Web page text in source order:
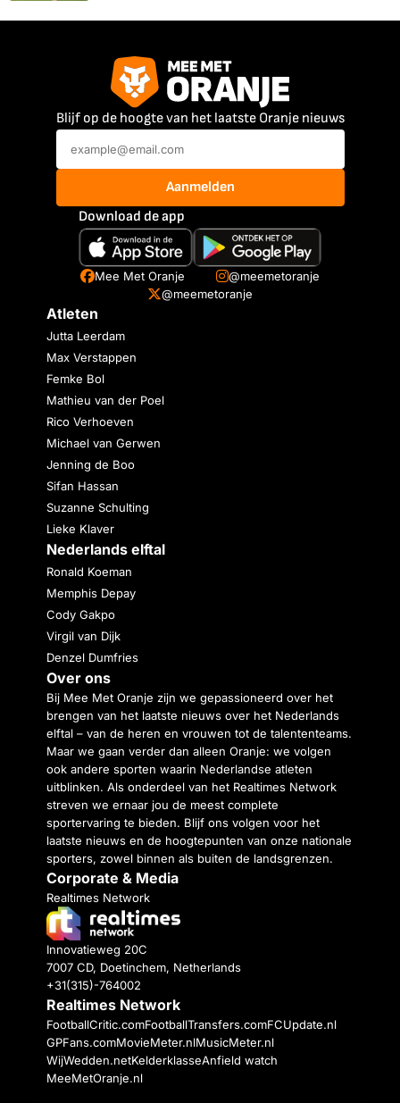
Blijf op de hoogte van het laatste Oranje nieuws
Aanmelden
Download de app
Mee Met Oranje
@meemetoranje
@meemetoranje
Atleten
Jutta Leerdam
Max Verstappen
Femke Bol
Mathieu van der Poel
Rico Verhoeven
Michael van Gerwen
Jenning de Boo
Sifan Hassan
Suzanne Schulting
Lieke Klaver
Nederlands elftal
Ronald Koeman
Memphis Depay
Cody Gakpo
Virgil van Dijk
Denzel Dumfries
Over ons
Bij Mee Met Oranje zijn we gepassioneerd over het
brengen van het laatste nieuws over het Nederlands
elftal – van de heren en vrouwen tot de talententeams.
Maar we gaan verder dan alleen Oranje: we volgen
ook andere sporten waarin Nederlandse atleten
uitblinken. Als onderdeel van het Realtimes Network
streven we ernaar jou de meest complete
sportervaring te bieden. Blijf ons volgen voor het
laatste nieuws en de hoogtepunten van onze nationale
sporters, zowel binnen als buiten de landsgrenzen.
Corporate & Media
Realtimes Network
Innovatieweg 20C
7007 CD, Doetinchem, Netherlands
+31(315)-764002
Realtimes Network
FootballCritic.comFootballTransfers.comFCUpdate.nl
GPFans.comMovieMeter.nlMusicMeter.nl
WijWedden.netKelderklasseAnfield watch
MeeMetOranje.nl